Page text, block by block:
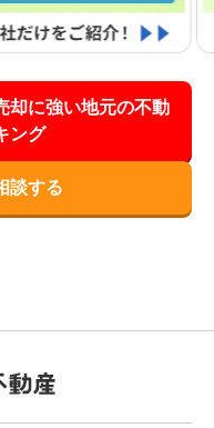
却に強い地元の不動
ング
談する